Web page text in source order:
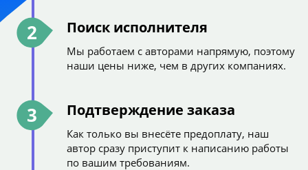
2 Поиск исполнителя
Мы работаем с авторами напрямую, поэтому
наши цены ниже, чем в других компаниях.
3 Подтверждение заказа
Как только вы внесёте предоплату, наш
автор сразу приступит к написанию работы
по вашим требованиям.